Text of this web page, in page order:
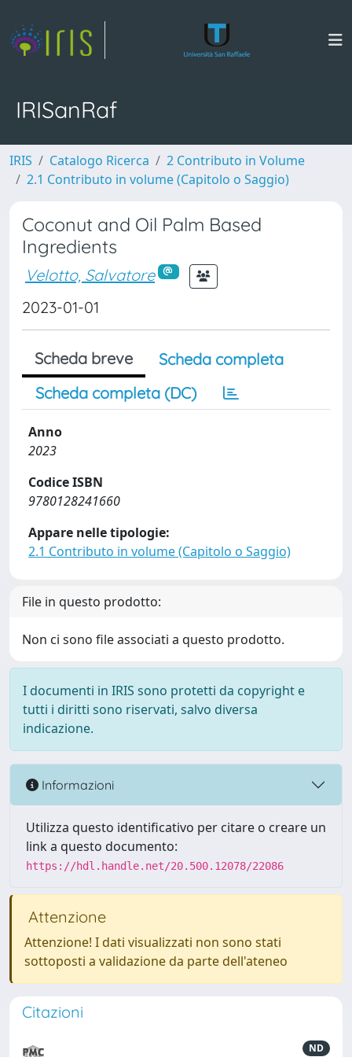
IRISanRaf
IRIS Catalogo Ricerca
2 Contributo in Volume
2.1 Contributo in volume (Capitolo o Saggio)
Coconut and Oil Palm Based
Ingredients
Velotto, Salvatore
2023-01-01
Scheda breve
Scheda completa
Scheda completa (DC)
Anno
2023
Codice ISBN
9780128241660
Appare nelle tipologie:
2.1 Contributo in volume (Capitolo o Saggio)
File in questo prodotto:
Non ci sono file associati a questo prodotto.
I documenti in IRIS sono protetti da copyright e
tutti i diritti sono riservati, salvo diversa
indicazione.
Informazioni
Utilizza questo identificativo per citare o creare un
link a questo documento:
https://hdl.handle.net/20.500.12078/22086
Attenzione
Attenzione! I dati visualizzati non sono stati
sottoposti a validazione da parte dell'ateneo
Citazioni
ND